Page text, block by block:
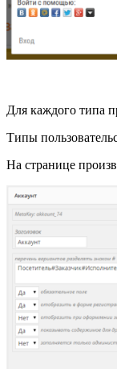
Для каждого типа
Типы
На странице